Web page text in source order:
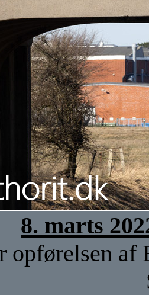
8. marts
opførelsen af